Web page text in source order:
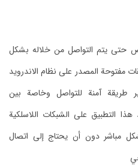
حتى يتم التواصل من خلاله بشكل
مفتوحة المصدر على نظام الاندرويد
طريقة آمنة للتواصل وخاصة بين
التطبيق على الشبكات اللاسلكية
مباشر دون أن يحتاج إلى اتصال